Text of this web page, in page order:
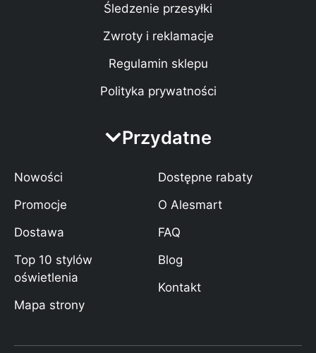
Śledzenie przesyłki
Zwroty i reklamacje
Regulamin sklepu
Polityka prywatności
Przydatne
Nowości
Promocje
Dostawa
Top 10 stylów
oświetlenia
Mapa strony
Dostępne rabaty
O Alesmart
FAQ
Blog
Kontakt